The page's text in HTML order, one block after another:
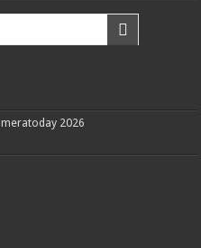
2026